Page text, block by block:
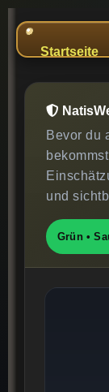
Startseite
Bevor du
und
Grün •